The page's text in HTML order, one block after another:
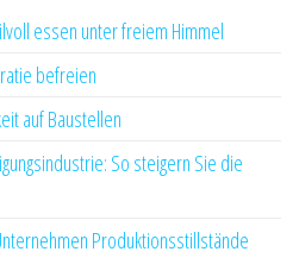
essen unter freiem Himmel
befreien
auf Baustellen
So steigern Sie die
Produktionsstillstände